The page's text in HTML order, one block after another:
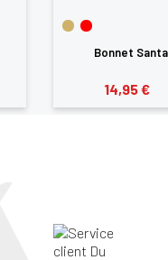
Bonnet Santa
14,95 €